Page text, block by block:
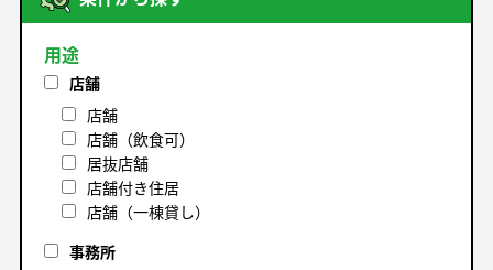
用途
店舗
店舗
店舗（飲食可）
居抜店舗
店舗付き住居
店舗（一棟貸し）
事務所